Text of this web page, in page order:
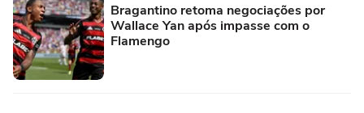
Bragantino retoma negociações por
Wallace Yan após impasse com o
Flamengo